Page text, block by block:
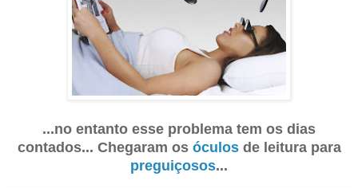
...no entanto esse problema tem os dias
contados... Chegaram os óculosde leitura para
preguiçosos...